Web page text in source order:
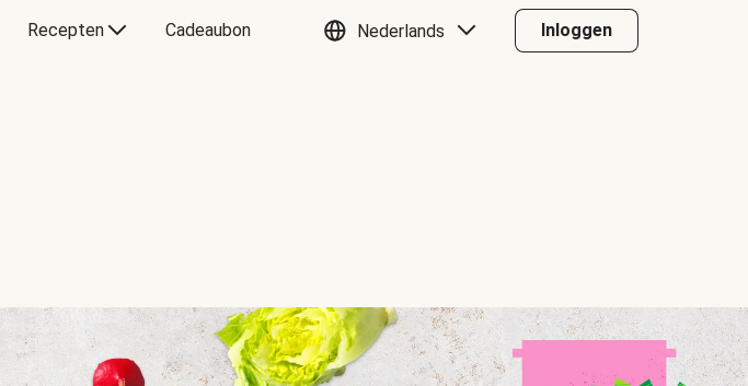
Recepten Cadeaubon Nederlands Inloggen